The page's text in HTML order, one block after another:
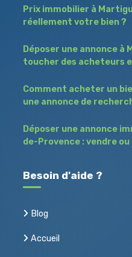
Prix immobilier à
réellement votre bien ?
Déposer une annonce à
toucher des acheteurs
Comment acheter un
une annonce de
Déposer une annonce
de-Provence : vendre
Besoin d'aide ?
Blog
Accueil